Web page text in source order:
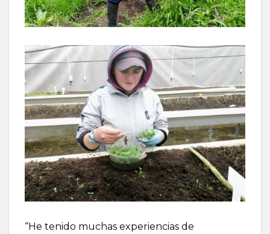
“He tenido muchas experiencias de